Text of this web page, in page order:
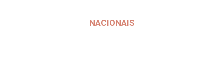
NACIONAIS